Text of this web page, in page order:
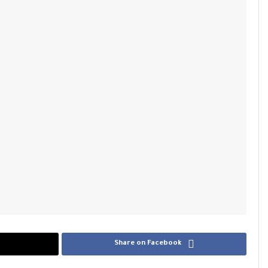
Share on Facebook